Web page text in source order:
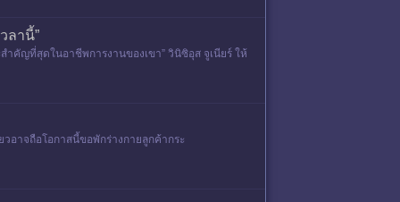
ลานี้”
คัญที่สุดในอาชีพการงานของเขา” วินิซิอุส จูเนียร์ ให้
วอาจถือโอกาสนี้ขอพักร่างกายลูกค้ากระ